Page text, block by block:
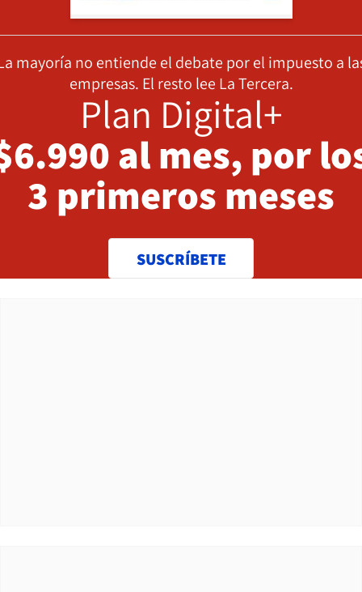
mayoría no entiende el debate por el impuesto a
empresas. El resto lee La Tercera.
Plan Digital+
al mes, por
3 primeros meses
SUSCRÍBETE